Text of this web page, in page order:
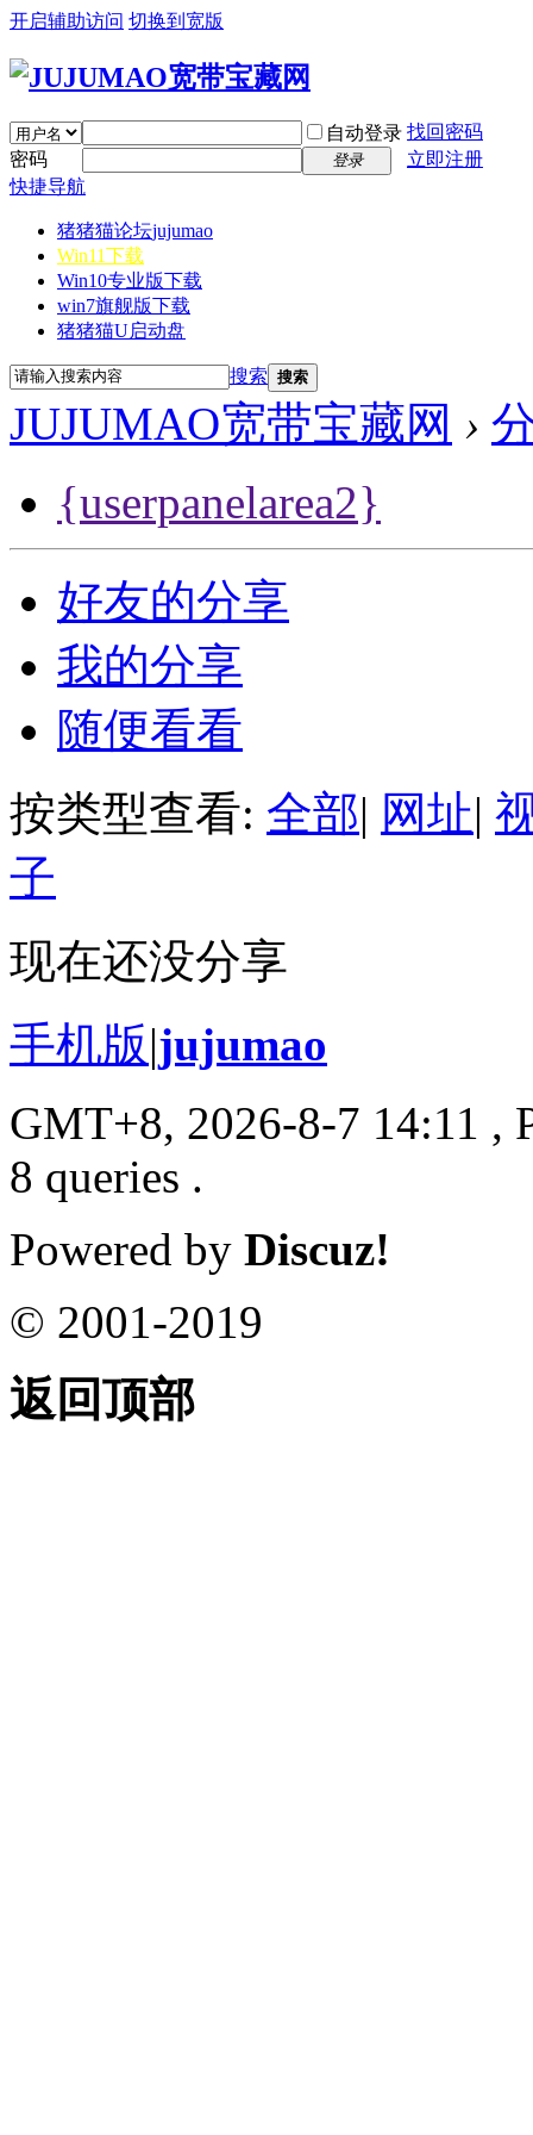
开启辅助访问 切换到宽版
自动登录 找回密码
密码
登录
立即注册
快捷导航
猪猪猫论坛jujumao
Win11下载
Win10专业版下载
win7旗舰版下载
猪猪猫U启动盘
搜索 搜索
JUJUMAO宽带宝藏网 ›
{userpanelarea2}
好友的分享
我的分享
随便看看
按类型查看: 全部| 网址|
子
现在还没分享
手机版|jujumao
GMT+8, 2026-8-7 14:11 ,
8 queries .
Powered by Discuz!
© 2001-2019
返回顶部